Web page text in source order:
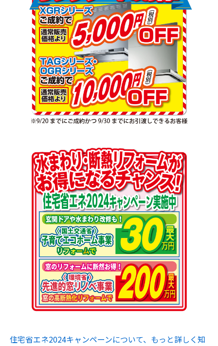
住宅省エネ2024キャンペーンについて、もっと詳しく知